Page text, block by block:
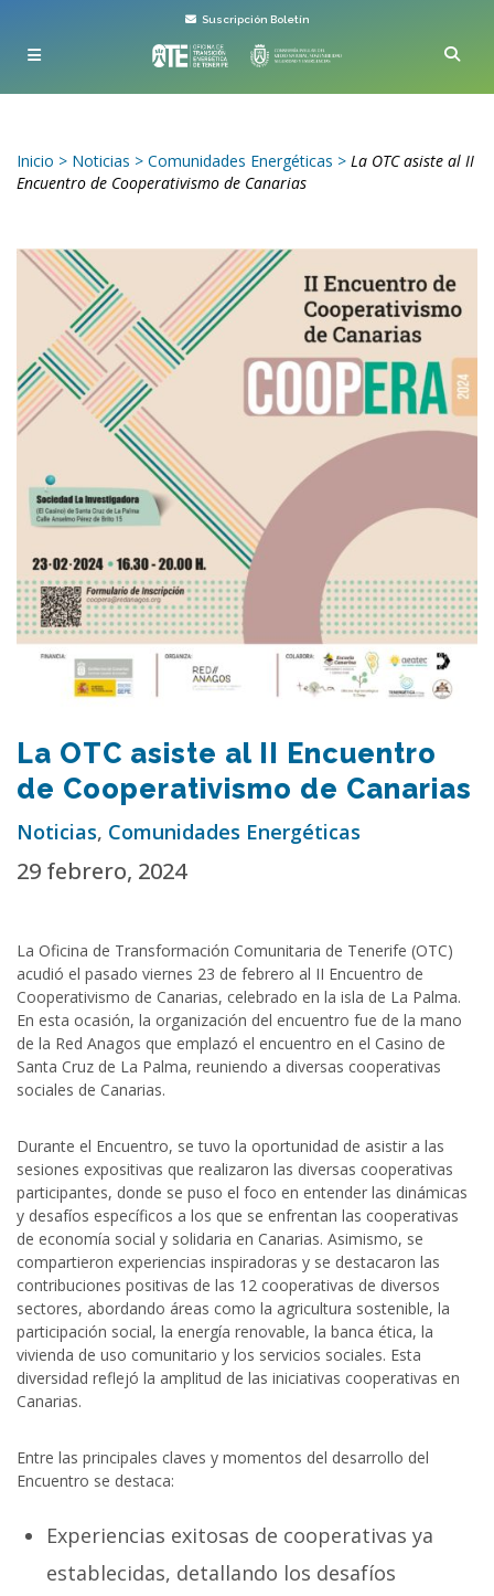
Suscripción Boletín
Inicio > Noticias > Comunidades Energéticas > La OTC asiste al II
Encuentro de Cooperativismo de Canarias
La OTC asiste al II Encuentro
de Cooperativismo de Canarias
Noticias, Comunidades Energéticas
29 febrero, 2024
La Oficina de Transformación Comunitaria de Tenerife (OTC)
acudió el pasado viernes 23 de febrero al II Encuentro de
Cooperativismo de Canarias, celebrado en la isla de La Palma.
En esta ocasión, la organización del encuentro fue de la mano
de la Red Anagos que emplazó el encuentro en el Casino de
Santa Cruz de La Palma, reuniendo a diversas cooperativas
sociales de Canarias.
Durante el Encuentro, se tuvo la oportunidad de asistir a las
sesiones expositivas que realizaron las diversas cooperativas
participantes, donde se puso el foco en entender las dinámicas
y desafíos específicos a los que se enfrentan las cooperativas
de economía social y solidaria en Canarias. Asimismo, se
compartieron experiencias inspiradoras y se destacaron las
contribuciones positivas de las 12 cooperativas de diversos
sectores, abordando áreas como la agricultura sostenible, la
participación social, la energía renovable, la banca ética, la
vivienda de uso comunitario y los servicios sociales. Esta
diversidad reflejó la amplitud de las iniciativas cooperativas en
Canarias.
Entre las principales claves y momentos del desarrollo del
Encuentro se destaca:
Experiencias exitosas de cooperativas ya
establecidas, detallando los desafíos